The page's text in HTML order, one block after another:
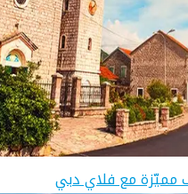
مميّزة مع فلاي دبي